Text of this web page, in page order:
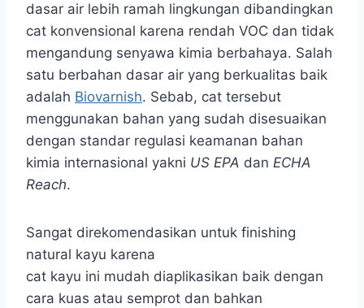
dasar air lebih ramah lingkungan dibandingkan
cat konvensional karena rendah VOC dan tidak
mengandung senyawa kimia berbahaya. Salah
satu berbahan dasar air yang berkualitas baik
adalah Biovarnish. Sebab, cat tersebut
menggunakan bahan yang sudah disesuaikan
dengan standar regulasi keamanan bahan
kimia internasional yakni US EPA dan ECHA
Reach.
Sangat direkomendasikan untuk finishing
natural kayu karena
cat kayu ini mudah diaplikasikan baik dengan
cara kuas atau semprot dan bahkan